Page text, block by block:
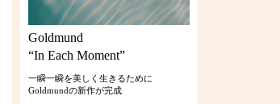
Goldmund
“In Each Moment”
一瞬一瞬を美しく生きるために
Goldmundの新作が完成